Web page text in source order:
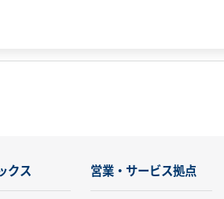
クス 営業・サービス拠点